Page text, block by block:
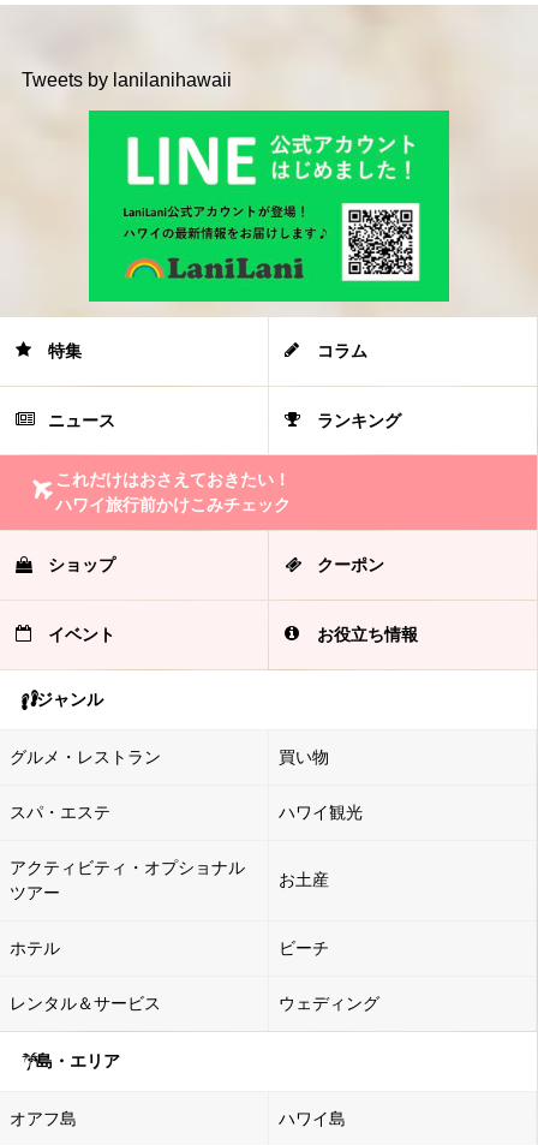
Tweets by lanilanihawaii
特集 コラム
ニュース ランキング
これだけはおさえておきたい！
ハワイ旅行前かけこみチェック
ショップ クーポン
イベント お役立ち情報
ジャンル
グルメ・レストラン 買い物
スパ・エステ ハワイ観光
アクティビティ・オプショナル
ツアー
お土産
ホテル ビーチ
レンタル＆サービス ウェディング
島・エリア
オアフ島 ハワイ島